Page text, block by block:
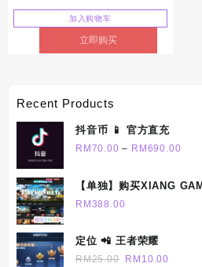
price
was:
RM666.00.
price
is:
加入购物车
立即购买
Recent Products
抖音币 📱 官方直充
RM 70.00 – RM 690.00Price
【单独】购买XIANG
RM388.00
定位 📲 王者荣耀
RM25.00 Original
RM 10.00